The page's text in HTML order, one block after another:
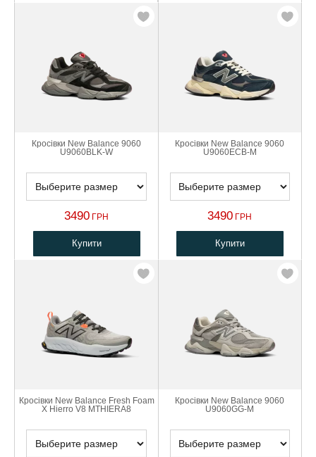
Кросівки New Balance 9060
U9060BLK-W
3490 ГРН
Купити
Кросівки New Balance 9060
U9060ECB-M
3490 ГРН
Купити
Кросівки New Balance Fresh Foam
X Hierro V8 MTHIERA8
Кросівки New Balance 9060
U9060GG-M